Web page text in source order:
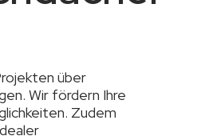
über
Wir fördern Ihre
Zudem